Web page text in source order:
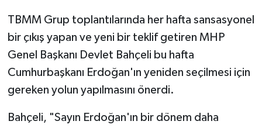
TBMM Grup toplantılarında her hafta sansasyonel
bir çıkış yapan ve yeni bir teklif getiren MHP
Genel Başkanı Devlet Bahçeli bu hafta
Cumhurbaşkanı Erdoğan'ın yeniden seçilmesi için
gereken yolun yapılmasını önerdi.
Bahçeli, "Sayın Erdoğan'ın bir dönem daha